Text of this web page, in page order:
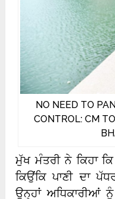
NO NEED TO
CONTROL: CM
ਮੁੱਖ ਮੰਤਰੀ ਨੇ ਕਿਹਾ
ਕਿਉਂਕਿ ਪਾਣੀ ਦਾ
ਉਨ੍ਹਾਂ ਅਧਿਕਾਰੀਆਂ